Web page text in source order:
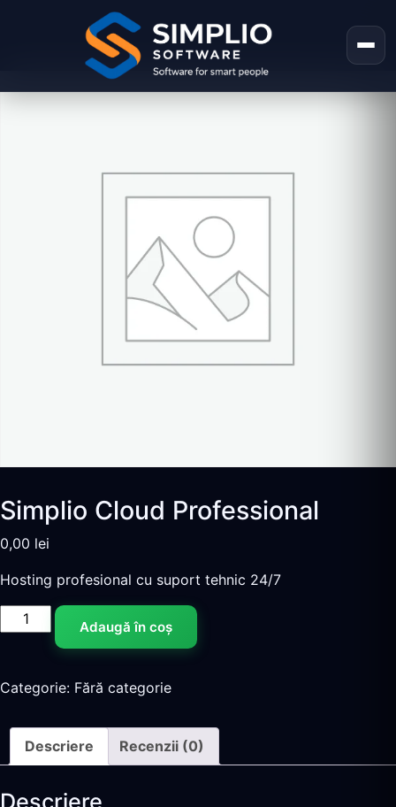
Simplio Cloud Professional
0,00 lei
Hosting profesional cu suport tehnic 24/7
Cantitate
Simplio
Professional
Adaugă în coș
Categorie: Fără categorie
Descriere Recenzii (0)
Descriere